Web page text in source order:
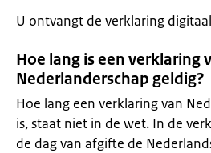
U ontvangt de verklaring
Hoe lang is een verklaring
Nederlanderschap geldig?
Hoe lang een verklaring van
is, staat niet in de wet. In de
de dag van afgifte de